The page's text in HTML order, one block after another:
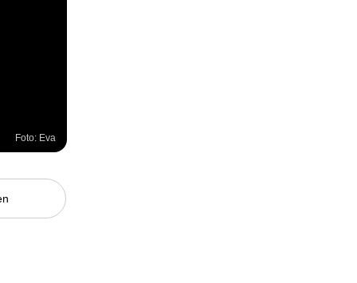
Foto: Eva